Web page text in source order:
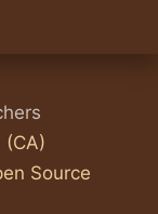
(CA)
Source